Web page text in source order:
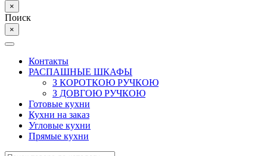
×
Поиск
×
Контакты
РАСПАШНЫЕ ШКАФЫ
З КОРОТКОЮ РУЧКОЮ
З ДОВГОЮ РУЧКОЮ
Готовые кухни
Кухни на заказ
Угловые кухни
Прямые кухни